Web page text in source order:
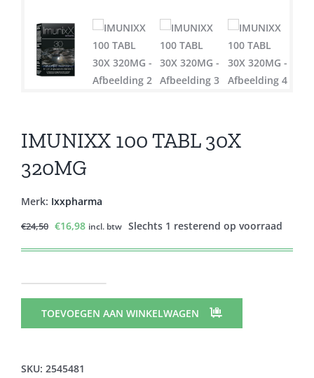
IMUNIXX 100 TABL 30X
320MG
Merk: Ixxpharma
€24,50 Oorspronkelijke
€16,98Huidige
incl. btw Slechts 1 resterend op voorraad
100
TABL
TOEVOEGEN AAN WINKELWAGEN
SKU: 2545481